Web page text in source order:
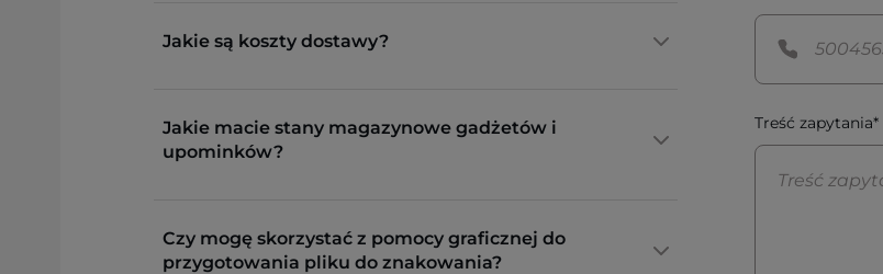
Jakie są koszty dostawy?
Jakie macie stany magazynowe gadżetów i
upominków?
Czy mogę skorzystać z pomocy graficznej do
przygotowania pliku do znakowania?
Treść zapytania*